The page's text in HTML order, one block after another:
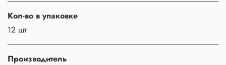
Кол-во в упаковке
12 шт
Производитель